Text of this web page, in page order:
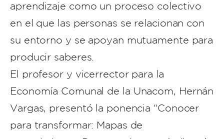
aprendizaje como un proceso colectivo
en el que las personas se relacionan con
su entorno y se apoyan mutuamente para
producir saberes.
El profesor y vicerrector para la
Economía Comunal de la Unacom, Hernán
Vargas, presentó la ponencia “Conocer
para transformar: Mapas de